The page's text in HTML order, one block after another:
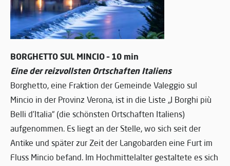
BORGHETTO SUL MINCIO – 10 min
Eine der reizvollsten Ortschaften Italiens
Borghetto, eine Fraktion der Gemeinde Valeggio sul
Mincio in der Provinz Verona, ist in die Liste „I Borghi più
Belli d’Italia“ (die schönsten Ortschaften Italiens)
aufgenommen. Es liegt an der Stelle, wo sich seit der
Antike und später zur Zeit der Langobarden eine Furt im
Fluss Mincio befand. Im Hochmittelalter gestaltete es sich